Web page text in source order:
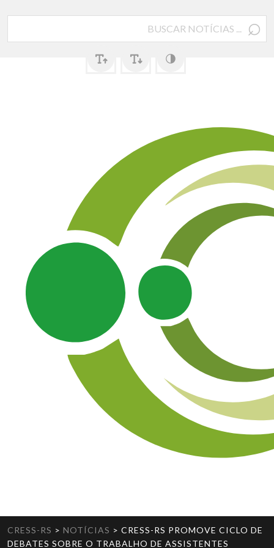
⌕
CRESS-RS > NOTÍCIAS > CRESS-RS PROMOVE CICLO DE
DEBATES SOBRE O TRABALHO DE ASSISTENTES